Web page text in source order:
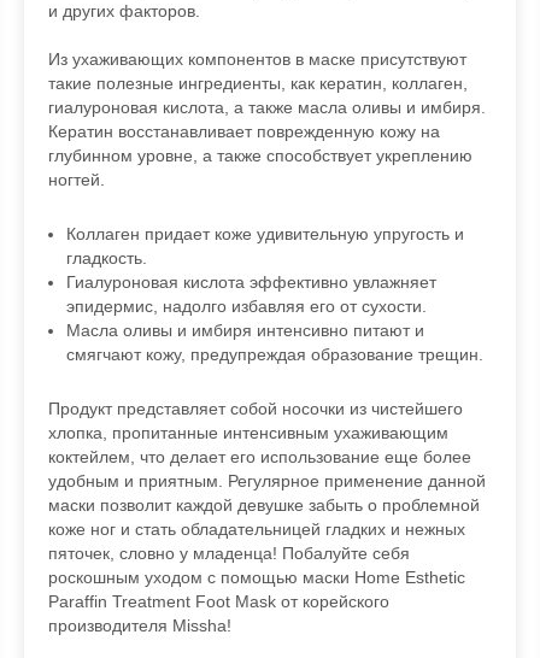
и других факторов.
Из ухаживающих компонентов в маске присутствуют
такие полезные ингредиенты, как кератин, коллаген,
гиалуроновая кислота, а также масла оливы и имбиря.
Кератин восстанавливает поврежденную кожу на
глубинном уровне, а также способствует укреплению
ногтей.
Коллаген придает коже удивительную упругость и
гладкость.
Гиалуроновая кислота эффективно увлажняет
эпидермис, надолго избавляя его от сухости.
Масла оливы и имбиря интенсивно питают и
смягчают кожу, предупреждая образование трещин.
Продукт представляет собой носочки из чистейшего
хлопка, пропитанные интенсивным ухаживающим
коктейлем, что делает его использование еще более
удобным и приятным. Регулярное применение данной
маски позволит каждой девушке забыть о проблемной
коже ног и стать обладательницей гладких и нежных
пяточек, словно у младенца! Побалуйте себя
роскошным уходом с помощью маски Home Esthetic
Paraffin Treatment Foot Mask от корейского
производителя Missha!